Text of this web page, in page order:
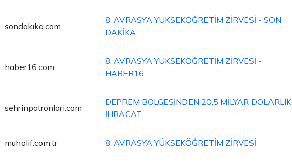
sondakika.com
8. AVRASYA YÜKSEKÖĞRETİM ZİRVESİ - SON
DAKİKA
haber16.com
8. AVRASYA YÜKSEKÖĞRETİM ZİRVESİ -
HABER16
sehrinpatronlari.com
DEPREM BÖLGESİNDEN 20.5 MİLYAR DOLARLIK
İHRACAT
muhalif.com.tr 8. AVRASYA YÜKSEKÖĞRETİM ZİRVESİ